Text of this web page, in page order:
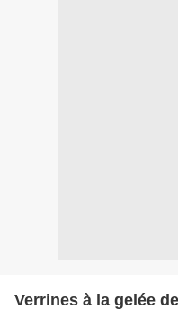
Verrines à la gelée